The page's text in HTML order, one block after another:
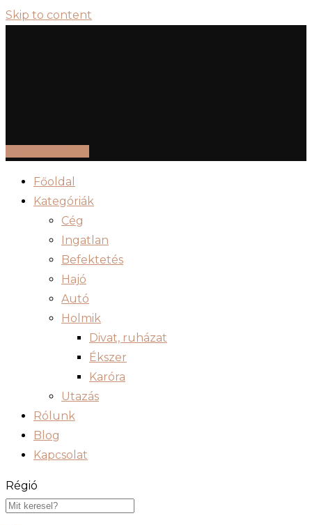
Skip to content
Főoldal
Kategóriák
Cég
Ingatlan
Befektetés
Hajó
Autó
Holmik
Divat, ruházat
Ékszer
Karóra
Utazás
Rólunk
Blog
Kapcsolat
Régió